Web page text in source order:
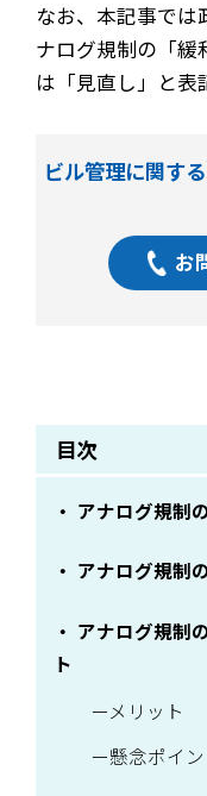
なお、本記事で
ナログ規制の「緩
は「見直し」と表
ビル管理に関す
お
目次
アナログ規制
アナログ規制
アナログ規制
ト
メリット
懸念ポイン